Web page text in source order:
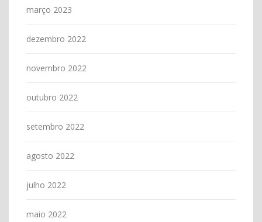
março 2023
dezembro 2022
novembro 2022
outubro 2022
setembro 2022
agosto 2022
julho 2022
maio 2022